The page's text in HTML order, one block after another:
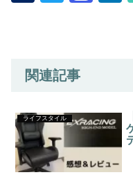
関連記事
ライフスタイル